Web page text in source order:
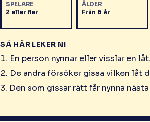
SPELARE
2 eller fler
ÅLDER
Från 6 år
SÅ HÄR LEKER NI
En person nynnar eller visslar en låt.
De andra försöker gissa vilken låt
Den som gissar rätt får nynna